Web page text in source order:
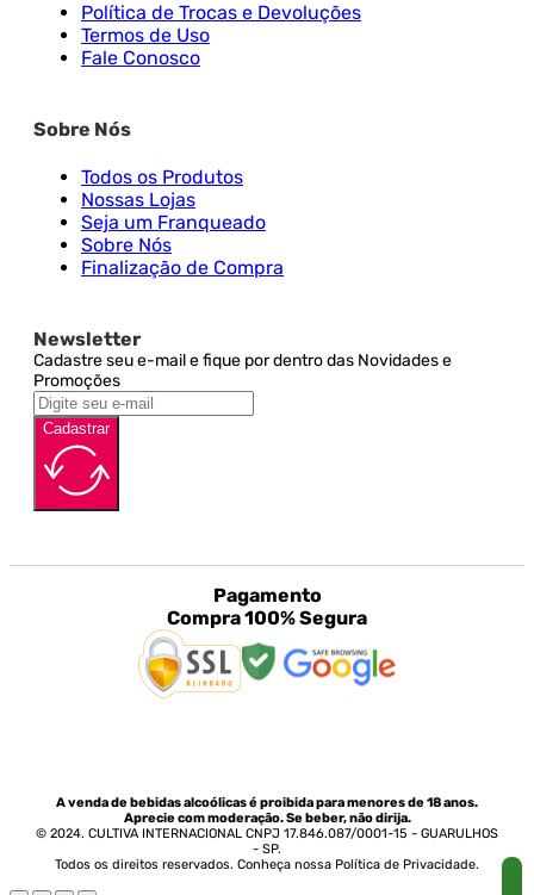
Política de Trocas e Devoluções
Termos de Uso
Fale Conosco
Sobre Nós
Todos os Produtos
Nossas Lojas
Seja um Franqueado
Sobre Nós
Finalização de Compra
Newsletter
Cadastre seu e-mail e fique por dentro das Novidades e
Promoções
Cadastrar
Pagamento
Compra 100% Segura
A venda de bebidas alcoólicas é proibida para menores de 18 anos.
Aprecie com moderação. Se beber, não dirija.
© 2024. CULTIVA INTERNACIONAL CNPJ 17.846.087/0001-15 - GUARULHOS
- SP.
Todos os direitos reservados. Conheça nossa Política de Privacidade.